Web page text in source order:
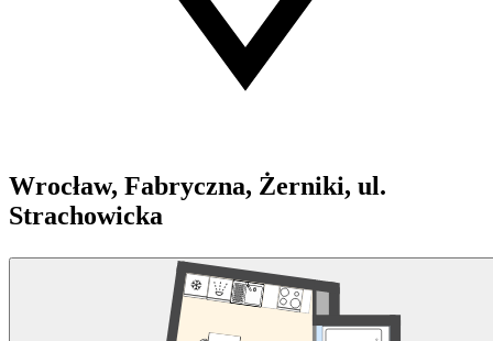
Wrocław, Fabryczna, Żerniki, ul.
Strachowicka